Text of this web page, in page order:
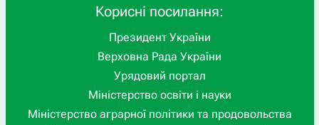
Корисні посилання:
Президент України
Верховна Рада України
Урядовий портал
Міністерство освіти і науки
Міністерство аграрної політики та продовольства